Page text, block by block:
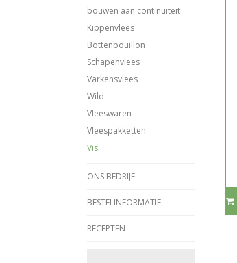
bouwen aan continuïteit
Kippenvlees
Bottenbouillon
Schapenvlees
Varkensvlees
Wild
Vleeswaren
Vleespakketten
Vis
ONS BEDRIJF
BESTELINFORMATIE
RECEPTEN